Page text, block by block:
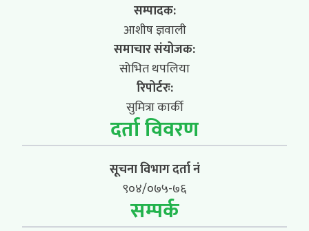
सम्पादक:
आशीष ज्ञवाली
समाचार संयोजक:
सोभित थपलिया
रिपोर्टरः:
सुमित्रा कार्की
दर्ता विवरण
सूचना विभाग दर्ता नं
९०४/०७५-७६
सम्पर्क